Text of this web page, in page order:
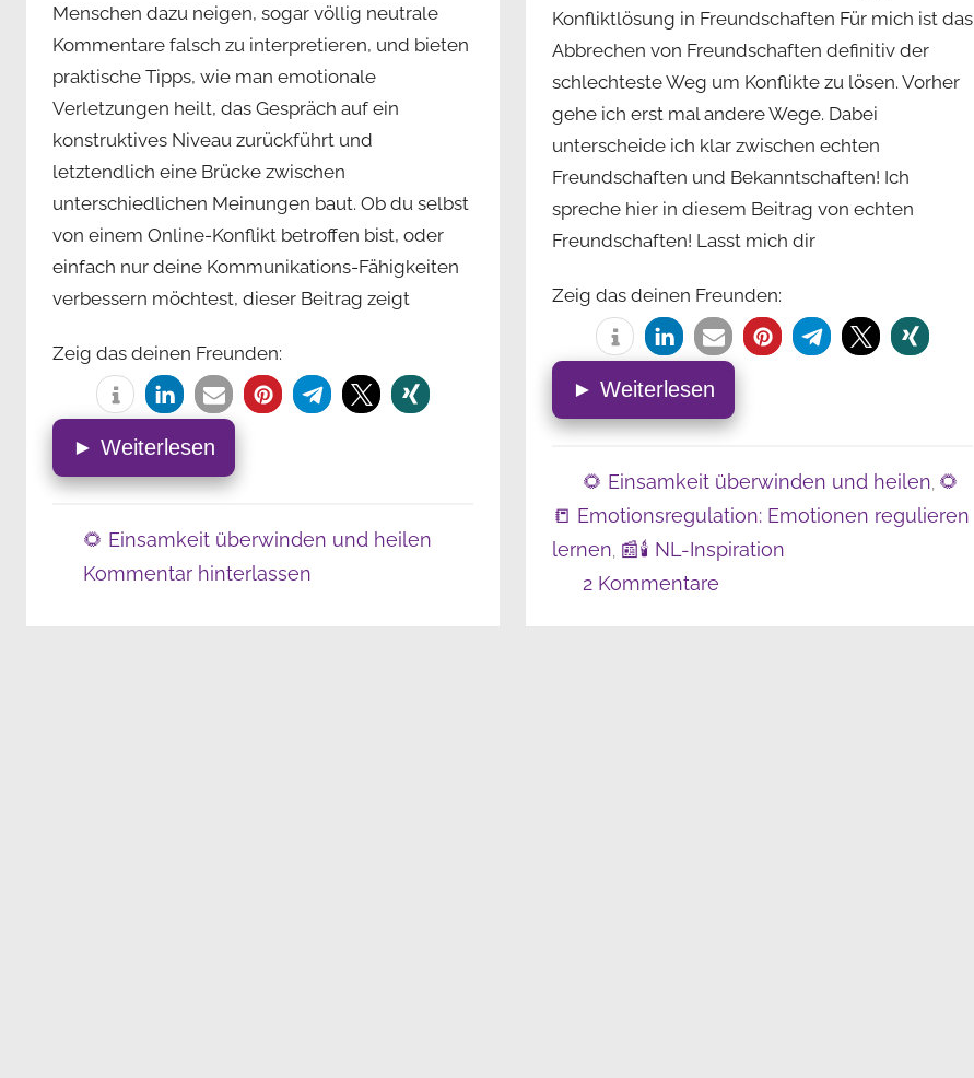
Menschen dazu neigen, sogar völlig neutrale
Kommentare falsch zu interpretieren, und bieten
praktische Tipps, wie man emotionale
Verletzungen heilt, das Gespräch auf ein
konstruktives Niveau zurückführt und
letztendlich eine Brücke zwischen
unterschiedlichen Meinungen baut. Ob du selbst
von einem Online-Konflikt betroffen bist, oder
einfach nur deine Kommunikations-Fähigkeiten
verbessern möchtest, dieser Beitrag zeigt
Zeig das deinen Freunden:
► Weiterlesen
🌻 Einsamkeit überwinden und heilen
Kommentar hinterlassen
Konfliktlösung in Freundschaften Für mich ist das
Abbrechen von Freundschaften definitiv der
schlechteste Weg um Konflikte zu lösen. Vorher
gehe ich erst mal andere Wege. Dabei
unterscheide ich klar zwischen echten
Freundschaften und Bekanntschaften! Ich
spreche hier in diesem Beitrag von echten
Freundschaften! Lasst mich dir
Zeig das deinen Freunden:
► Weiterlesen
🌻 Einsamkeit überwinden und heilen, 🌻
📒 Emotionsregulation: Emotionen regulieren
lernen, 📰🕯️ NL-Inspiration
2 Kommentare